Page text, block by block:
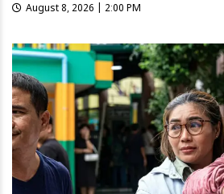
August 8, 2026 | 2:00 PM